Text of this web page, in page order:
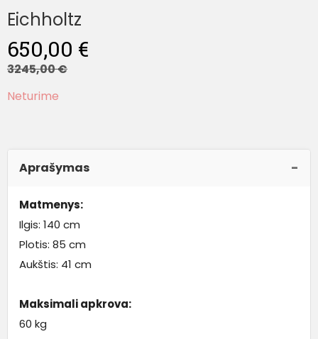
Eichholtz
650,00 €
3245,00€
Neturime
Aprašymas
Matmenys:
Ilgis: 140 cm
Plotis: 85 cm
Aukštis: 41 cm
Maksimali apkrova:
60 kg